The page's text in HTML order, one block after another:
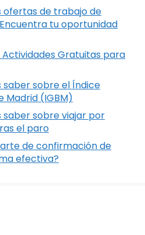
ofertas de trabajo de
tu oportunidad
Gratuitas para
saber sobre el Índice
Madrid (IGBM)
saber sobre viajar por
el paro
de confirmación de
efectiva?